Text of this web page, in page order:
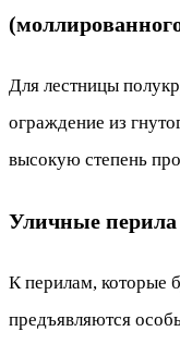
Для лестницы
ограждение из
высокую степень
Уличные перила
К перилам, которые
предъявляются